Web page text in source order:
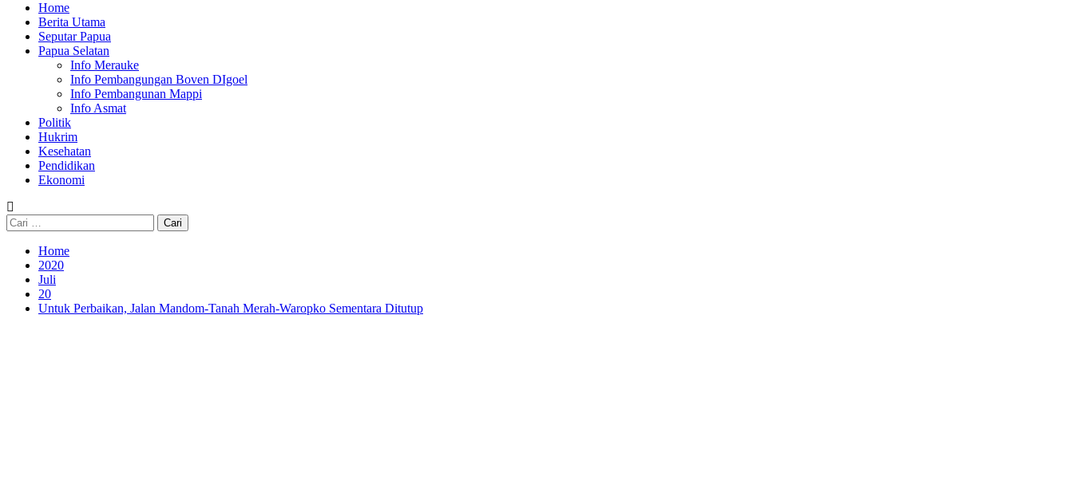
Home
Berita Utama
Seputar Papua
Papua Selatan
Info Merauke
Info Pembangungan Boven DIgoel
Info Pembangunan Mappi
Info Asmat
Politik
Hukrim
Kesehatan
Pendidikan
Ekonomi
Cari
untuk:
Home
2020
Juli
20
Untuk Perbaikan, Jalan Mandom-Tanah Merah-Waropko Sementara Ditutup